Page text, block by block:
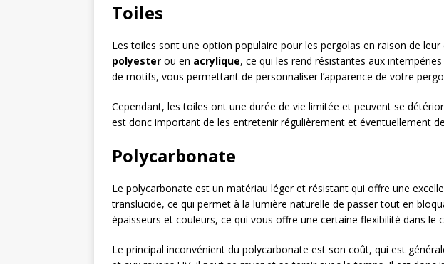
Toiles
Les toiles sont une option populaire pour les pergolas en raison de
polyester ou en acrylique, ce qui les rend résistantes aux
de motifs, vous permettant de personnaliser l’apparence de votre
Cependant, les toiles ont une durée de vie limitée et peuvent se
est donc important de les entretenir régulièrement et éventuellement
Polycarbonate
Le polycarbonate est un matériau léger et résistant qui offre une
translucide, ce qui permet à la lumière naturelle de passer tout en
épaisseurs et couleurs, ce qui vous offre une certaine flexibilité dans le
Le principal inconvénient du polycarbonate est son coût, qui est